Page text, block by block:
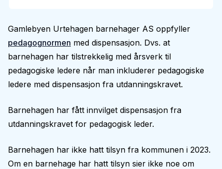
Gamlebyen Urtehagen barnehager AS oppfyller
pedagognormen med dispensasjon. Dvs. at
barnehagen har tilstrekkelig med årsverk til
pedagogiske ledere når man inkluderer pedagogiske
ledere med dispensasjon fra utdanningskravet.
Barnehagen har fått innvilget dispensasjon fra
utdanningskravet for pedagogisk leder.
Barnehagen har ikke hatt tilsyn fra kommunen i 2023.
Om en barnehage har hatt tilsyn sier ikke noe om